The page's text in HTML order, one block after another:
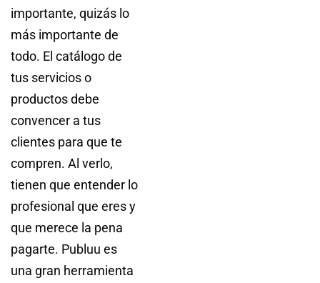
importante, quizás lo
más importante de
todo. El catálogo de
tus servicios o
productos debe
convencer a tus
clientes para que te
compren. Al verlo,
tienen que entender lo
profesional que eres y
que merece la pena
pagarte. Publuu es
una gran herramienta